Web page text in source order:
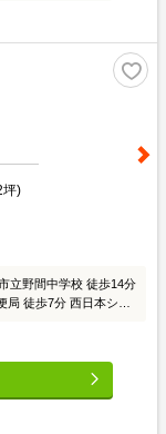
坪)
立野間中学校 徒歩14分
局 徒歩7分 西日本シテ
モトキヨシ野間店 徒歩
店 徒歩7分